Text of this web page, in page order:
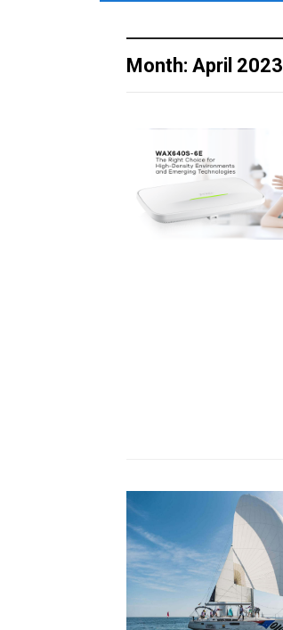
Month: April 2023